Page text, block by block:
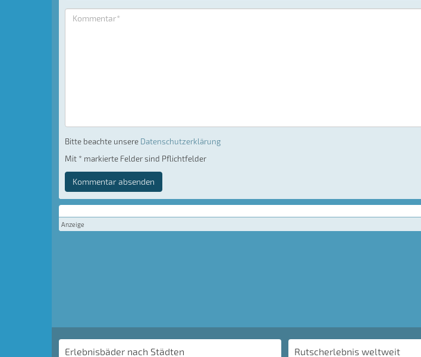
Bitte beachte unsere Datenschutzerklärung
Mit * markierte Felder sind Pflichtfelder
Kommentar absenden
Anzeige
Erlebnisbäder nach Städten Rutscherlebnis weltweit